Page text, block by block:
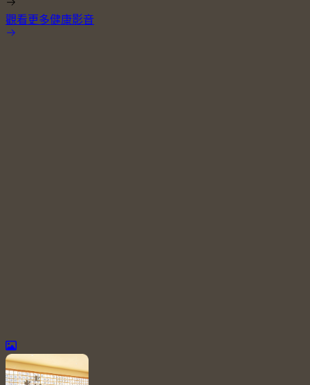
觀看更多健康影音